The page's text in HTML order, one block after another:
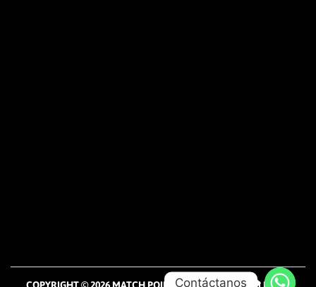
COPYRIGHT © 2026MATCH POINT STORE| DESARROLLO DE
Contáctanos